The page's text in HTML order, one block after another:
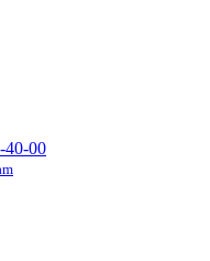
40-00